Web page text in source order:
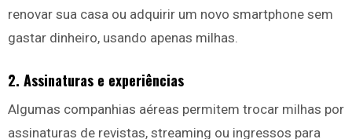
renovar sua casa ou adquirir um novo smartphone sem
gastar dinheiro, usando apenas milhas.
2. Assinaturas e experiências
Algumas companhias aéreas permitem trocar milhas por
assinaturas de revistas, streaming ou ingressos para